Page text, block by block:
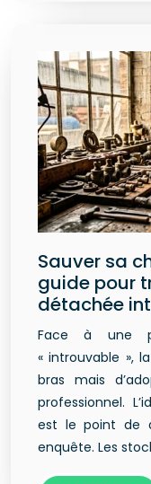
Sauver sa
guide pour
détachée
Face à une
« introuvable »,
bras mais
professionnel.
est le point de
enquête. Les